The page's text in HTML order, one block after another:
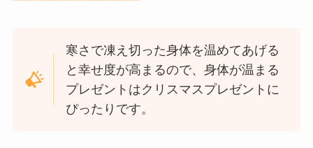
寒さで凍え切った身体を温めてあげる
と幸せ度が高まるので、身体が温まる
プレゼントはクリスマスプレゼントに
ぴったりです。